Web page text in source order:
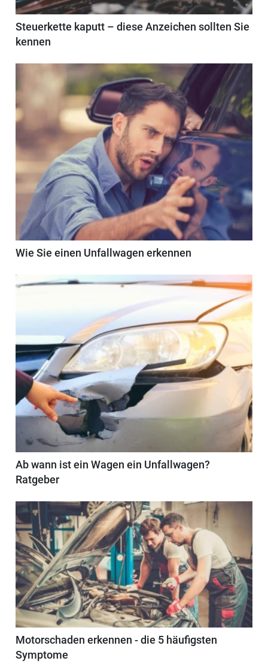
Steuerkette kaputt – diese Anzeichen sollten Sie
kennen
Wie Sie einen Unfallwagen erkennen
Ab wann ist ein Wagen ein Unfallwagen?
Ratgeber
Motorschaden erkennen - die 5 häufigsten
Symptome